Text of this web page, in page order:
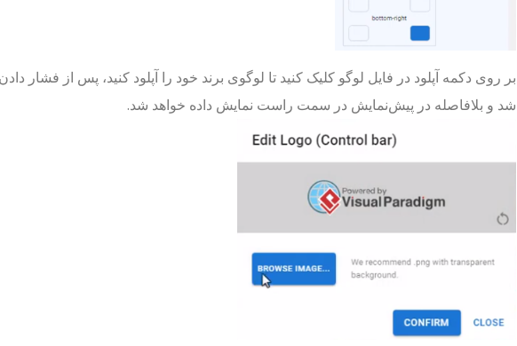
بر روی دکمه آپلود در فایل لوگو کلیک کنید تا لوگوی برند خود را آپلود کنید، پس از فشار
شد و بلافاصله در پیش‌نمایش در سمت راست نمایش داده خواهد شد.